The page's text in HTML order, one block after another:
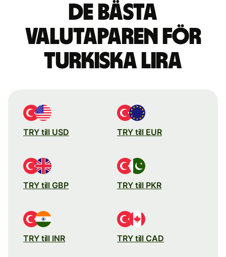
De bästa
valutaparen för
turkiska lira
TRY till USD TRY till EUR
TRY till GBP TRY till PKR
TRY till INR TRY till CAD